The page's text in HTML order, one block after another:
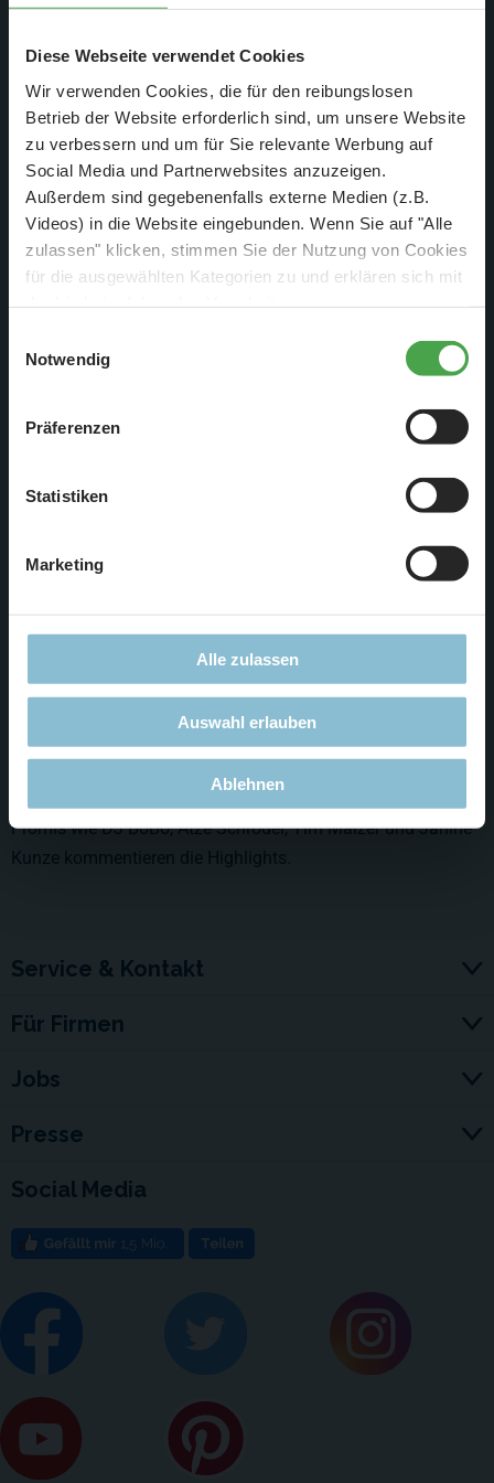
Diese Webseite verwendet Cookies
Wir verwenden Cookies, die für den reibungslosen
Betrieb der Website erforderlich sind, um unsere Website
zu verbessern und um für Sie relevante Werbung auf
Social Media und Partnerwebsites anzuzeigen.
Außerdem sind gegebenenfalls externe Medien (z.B.
Videos) in die Website eingebunden. Wenn Sie auf "Alle
zulassen" klicken, stimmen Sie der Nutzung von Cookies
für die ausgewählten Kategorien zu und erklären sich mit
diese Einstellungen jederzeit über die Schaltfläche
zustimmen, beschränken wir uns auf die technisch
notwendigen Cookies. Weitere Informationen finden Sie in
Notwendig
Präferenzen
Statistiken
Marketing
Alle zulassen
Auswahl erlauben
Ablehnen
Am Sonntag, 30.05.21 um
20:15 Uhr auf Kabel1
Das Miniatur Wunderland feiert dieses Jahr sein 20-jähriges
Jubiläum. Kabel1 zeigt am Sonntagabend in einer neuen
Doku die spannendsten Geschichten von der Idee, den ersten
Jahren, spektakulären Weltrekorden, dem Brückenschlag
oder dem Bau von Südamerika.
Promis wie DJ BoBo, Atze Schröder, Tim Mälzer und Janine
Kunze kommentieren die Highlights.
Service & Kontakt
Für Firmen
Jobs
Presse
Social Media